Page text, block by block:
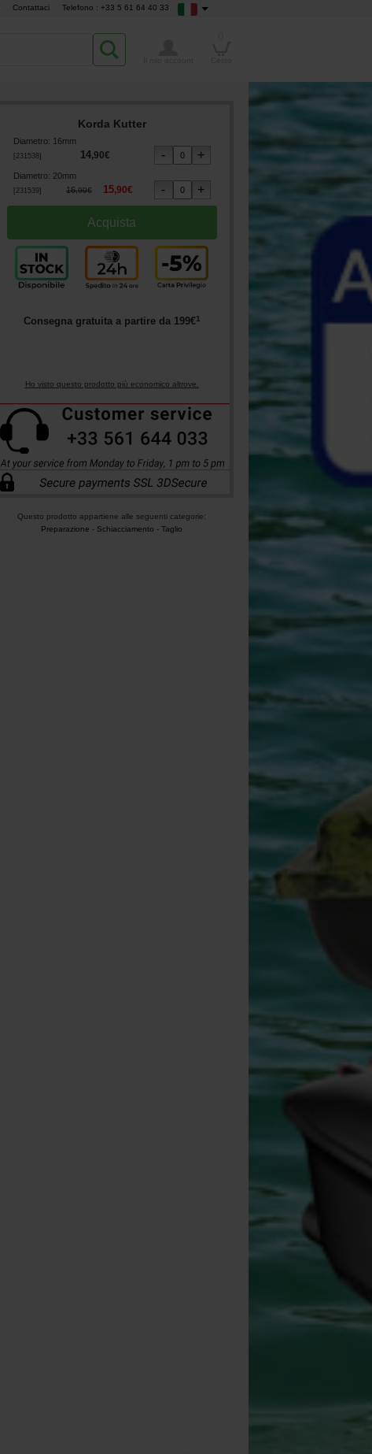
Contattaci Telefono : +33 5 61 64 40 33
Korda Kutter
Diametro: 16mm
231538 ] 14,90€
Diametro: 20mm
231539] 16,90€ 15,90€
Consegna gratuita a partire da 199€1
Ho visto questo prodotto più economico altrove.
Questo prodotto appartiene alle seguenti categorie:
Preparazione - Schiacciamento - Taglio